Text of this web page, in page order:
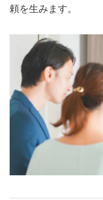
頼を生みます。